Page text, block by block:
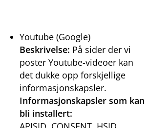
Youtube (Google)
Beskrivelse: På sider der vi
poster Youtube-videoer kan
det dukke opp forskjellige
informasjonskapsler.
Informasjonskapsler som kan
bli installert: